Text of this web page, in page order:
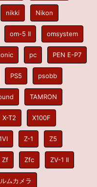
nikki Nikon
om-5 II omsystem
pc PEN E-P7
PS5 psobb
TAMRON
X-T2 X100F
Z-1 Z5
Zf Zfc ZV-1 II
ムカメラ